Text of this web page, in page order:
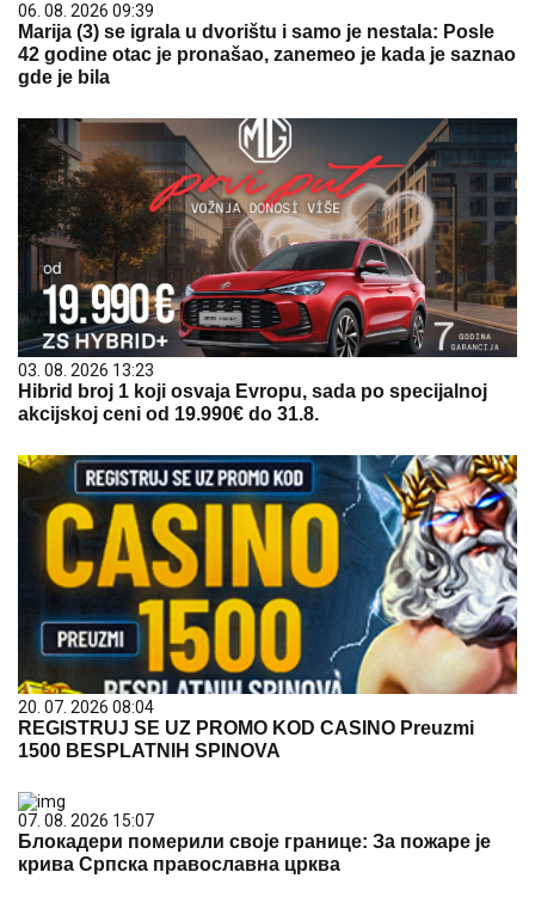
06. 08. 2026 09:39
Marija (3) se igrala u dvorištu i samo je nestala: Posle
42 godine otac je pronašao, zanemeo je kada je saznao
gde je bila
03. 08. 2026 13:23
Hibrid broj 1 koji osvaja Evropu, sada po specijalnoj
akcijskoj ceni od 19.990€ do 31.8.
20. 07. 2026 08:04
REGISTRUJ SE UZ PROMO KOD CASINO Preuzmi
1500 BESPLATNIH SPINOVA
07. 08. 2026 15:07
Блокадери померили своје границе: За пожаре је
крива Српска православна црква